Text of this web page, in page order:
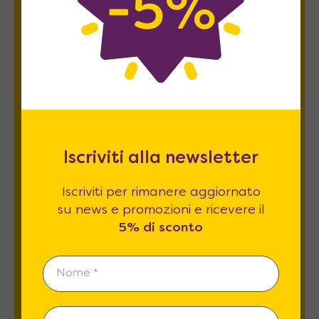
Newsletter
Iscriviti per rimanere aggiornato su news
e promozioni e ricevere il
Esprimo il mio consenso al trattamento dati
privacy *
Iscriviti alla newsletter
Iscriviti per rimanere aggiornato
su news e promozioni e ricevere il
5% di sconto